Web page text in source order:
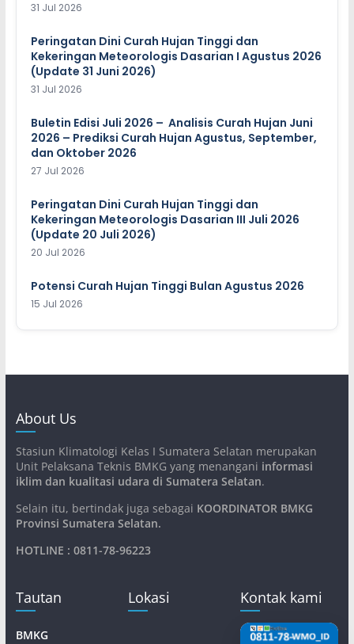
31 Jul 2026
Peringatan Dini Curah Hujan Tinggi dan
Kekeringan Meteorologis Dasarian I Agustus 2026
(Update 31 Juni 2026)
31 Jul 2026
Buletin Edisi Juli 2026 – Analisis Curah Hujan Juni
2026 – Prediksi Curah Hujan Agustus, September,
dan Oktober 2026
27 Jul 2026
Peringatan Dini Curah Hujan Tinggi dan
Kekeringan Meteorologis Dasarian III Juli 2026
(Update 20 Juli 2026)
20 Jul 2026
Potensi Curah Hujan Tinggi Bulan Agustus 2026
15 Jul 2026
About Us
Stasiun Klimatologi Kelas I Sumatera Selatan merupakan
Unit Pelaksana Teknis BMKG yang menangani informasi
iklim dan kualitasi udara di Sumatera Selatan.
Selain itu, bertindak juga sebagai KOORDINATOR BMKG
Provinsi Sumatera Selatan.
HOTLINE : 0811-78-96223
Tautan
BMKG
Lokasi Kontak kami